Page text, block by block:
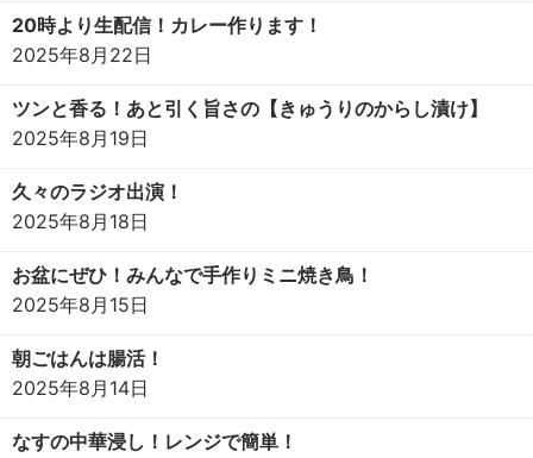
20時より生配信！カレー作ります！
2025年8月22日
ツンと香る！あと引く旨さの【きゅうりのからし漬け】
2025年8月19日
久々のラジオ出演！
2025年8月18日
お盆にぜひ！みんなで手作りミニ焼き鳥！
2025年8月15日
朝ごはんは腸活！
2025年8月14日
なすの中華浸し！レンジで簡単！